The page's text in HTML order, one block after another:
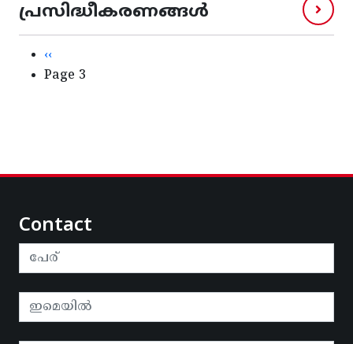
പ്രസിദ്ധീകരണങ്ങൾ
Pagination
Previous page
‹‹
Page 3
Contact